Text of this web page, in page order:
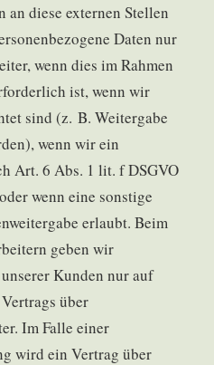
an diese externen Stellen
Daten nur
wenn dies im Rahmen
ist, wenn wir
sind (z. B. Weitergabe
wenn wir ein
Art. 6 Abs. 1 lit. f DSGVO
wenn eine sonstige
erlaubt. Beim
geben wir
Kunden nur auf
über
Im Falle einer
wird ein Vertrag über